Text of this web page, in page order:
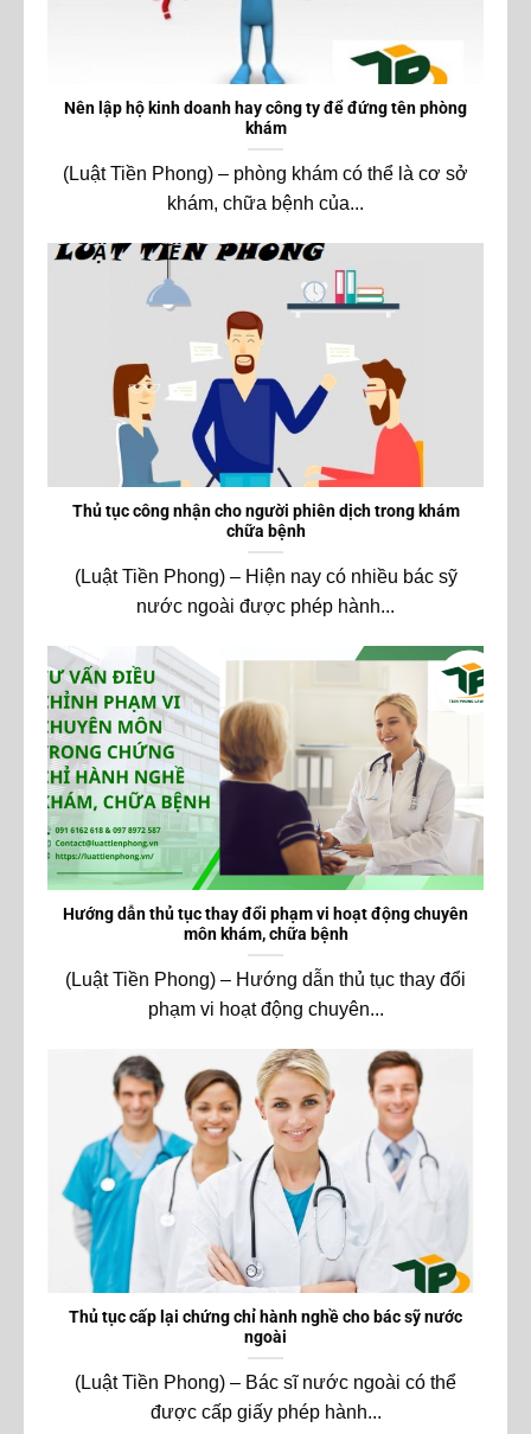
Nên lập hộ kinh doanh hay công ty để đứng tên phòng
khám
(Luật Tiền Phong) – phòng khám có thể là cơ sở
khám, chữa bệnh của...
Thủ tục công nhận cho người phiên dịch trong khám
chữa bệnh
(Luật Tiền Phong) – Hiện nay có nhiều bác sỹ
nước ngoài được phép hành...
Hướng dẫn thủ tục thay đổi phạm vi hoạt động chuyên
môn khám, chữa bệnh
(Luật Tiền Phong) – Hướng dẫn thủ tục thay đổi
phạm vi hoạt động chuyên...
Thủ tục cấp lại chứng chỉ hành nghề cho bác sỹ nước
ngoài
(Luật Tiền Phong) – Bác sĩ nước ngoài có thể
được cấp giấy phép hành...